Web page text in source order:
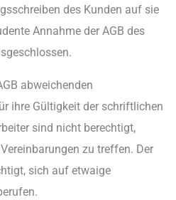
des Kunden auf sie
Annahme der AGB des
abweichenden
ihre Gültigkeit der schriftlichen
sind nicht berechtigt,
zu treffen. Der
sich auf etwaige